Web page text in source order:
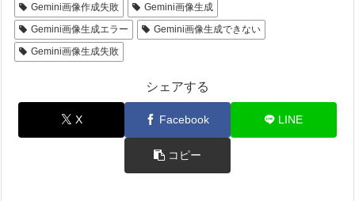
Gemini画像作成失敗
Gemini画像生成
Gemini画像生成エラー
Gemini画像生成できない
Gemini画像生成失敗
シェアする
X Facebook LINE
コピー